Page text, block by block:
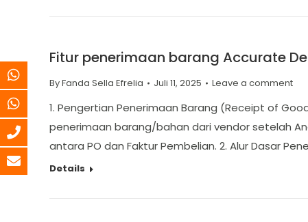
Fitur penerimaan barang Accurate
ByFanda Sella Efrelia Juli 11, 2025 Leave a comment
1. Pengertian Penerimaan Barang (Receipt of
penerimaan barang/bahan dari vendor setelah
antara PO dan Faktur Pembelian. 2. Alur Dasar
Details